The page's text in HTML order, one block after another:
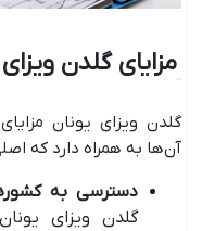
مزایای گلدن
گلدن ویزای یونان
آن‌ها به همراه دارد که
دسترسی به
گلدن ویزای